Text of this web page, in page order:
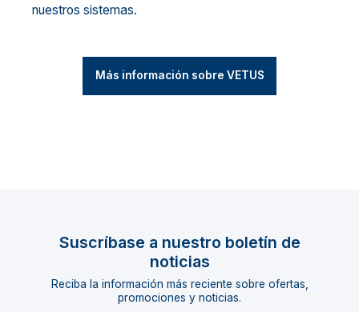
nuestros sistemas.
Más información sobre VETUS
Suscríbase a nuestro boletín de
noticias
Reciba la información más reciente sobre ofertas,
promociones y noticias.